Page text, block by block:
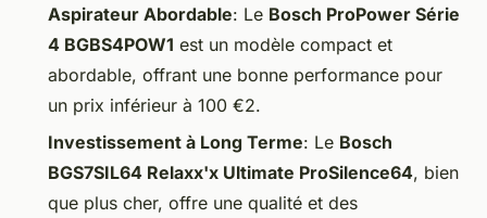
Aspirateur Abordable: Le Bosch ProPower Série
4 BGBS4POW1 est un modèle compact et
abordable, offrant une bonne performance pour
un prix inférieur à 100 €2.
Investissement à Long Terme: Le Bosch
BGS7SIL64 Relaxx'x Ultimate ProSilence64, bien
que plus cher, offre une qualité et des